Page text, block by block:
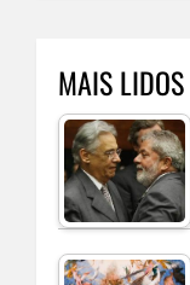
i
s
a
r
MAIS LIDOS